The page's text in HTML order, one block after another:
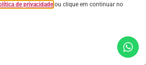
de privacidade ou clique em continuar no